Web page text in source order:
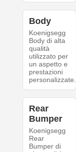
Body
Koenigsegg
Body di alta
qualità
utilizzato per
un aspetto e
prestazioni
personalizzate.
Rear
Bumper
Koenigsegg
Rear
Bumper di